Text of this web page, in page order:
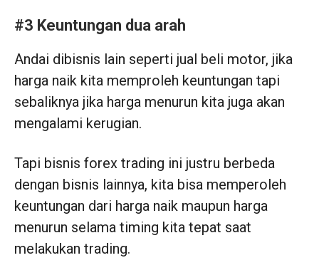
#3 Keuntungan dua arah
Andai dibisnis lain seperti jual beli motor, jika
harga naik kita memproleh keuntungan tapi
sebaliknya jika harga menurun kita juga akan
mengalami kerugian.
Tapi bisnis forex trading ini justru berbeda
dengan bisnis lainnya, kita bisa memperoleh
keuntungan dari harga naik maupun harga
menurun selama timing kita tepat saat
melakukan trading.